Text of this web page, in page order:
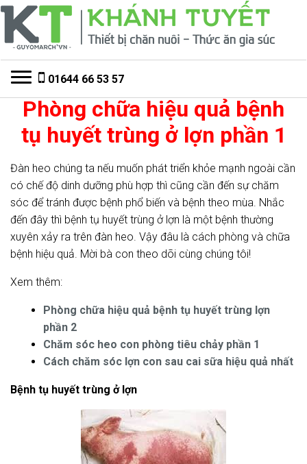
Đi
đến
Điều
hướng
Chuyển
đến
nội
dung
01644 66 53 57
Phòng chữa hiệu quả bệnh
tụ huyết trùng ở lợn phần 1
Đàn heo chúng ta nếu muốn phát triển khỏe mạnh ngoài cần
có chế độ dinh dưỡng phù hợp thì cũng cần đến sự chăm
sóc để tránh được bệnh phổ biến và bệnh theo mùa. Nhắc
đến đây thì bệnh tụ huyết trùng ở lợn là một bệnh thường
xuyên xảy ra trên đàn heo. Vậy đâu là cách phòng và chữa
bệnh hiệu quả. Mời bà con theo dõi cùng chúng tôi!
Xem thêm:
Phòng chữa hiệu quả bệnh tụ huyết trùng lợn
phần 2
Chăm sóc heo con phòng tiêu chảy phần 1
Cách chăm sóc lợn con sau cai sữa hiệu quả nhất
Bệnh tụ huyết trùng ở lợn